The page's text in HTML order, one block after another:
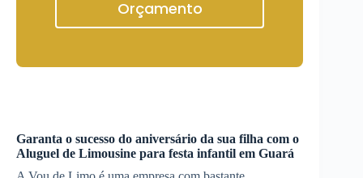
Orçamento
Garanta o sucesso do aniversário da sua filha com o
Aluguel de Limousine para festa infantil em Guará